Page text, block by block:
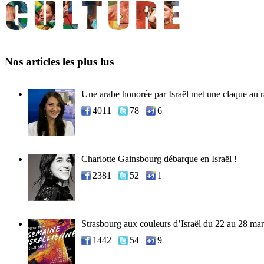
Nos articles les plus lus
Une arabe honorée par Israël met une claque au
4011
78 6
Charlotte Gainsbourg débarque en Israël !
2381
52 1
Strasbourg aux couleurs d’Israël du 22 au 28
1442
54 9